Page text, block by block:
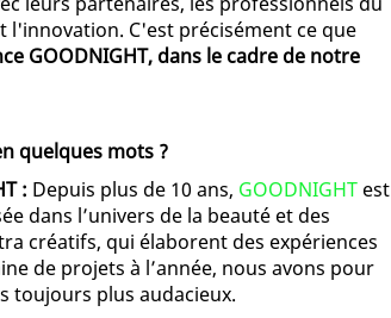
C'est précisément ce que
GOODNIGHT, dans le cadre de notre
quelques mots ?
: Depuis plus de 10 ans, GOODNIGHT est
dans l’univers de la beauté et des
créatifs, qui élaborent des expériences
de projets à l’année, nous avons pour
toujours plus audacieux.